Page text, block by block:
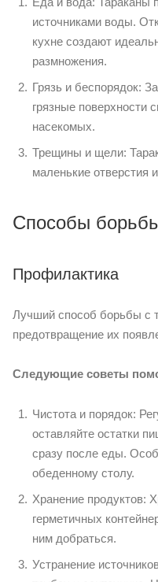
источниками воды.
кухне создают
размножения.
Грязь и беспорядок:
грязные поверхности
насекомых.
Трещины и щели:
маленькие отверстия
Способы
Профилактика
Лучший способ борьбы с
предотвращение их
Следующие советы
Чистота и порядок:
оставляйте остатки
сразу после еды.
обеденному столу.
Хранение продуктов:
герметичных
ним добраться.
Устранение